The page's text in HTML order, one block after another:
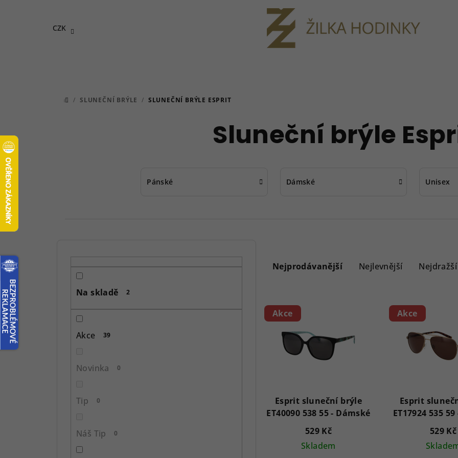
CZK
DOMŮ
/ SLUNEČNÍ BRÝLE / SLUNEČNÍ BRÝLE ESPRIT
Sluneční brýle
Pánské Dámské Unisex
Na skladě 2
Akce 39
Novinka 0
Tip 0
Náš Tip 0
a
e
o
Nejprodávanější Nejlevnější Nejdražší
V
ý
p
r
Akce
Esprit sluneční brýle
ET40090 538 55 - Dámské
529 Kč
Skladem
Akce
Esprit
529 Kč